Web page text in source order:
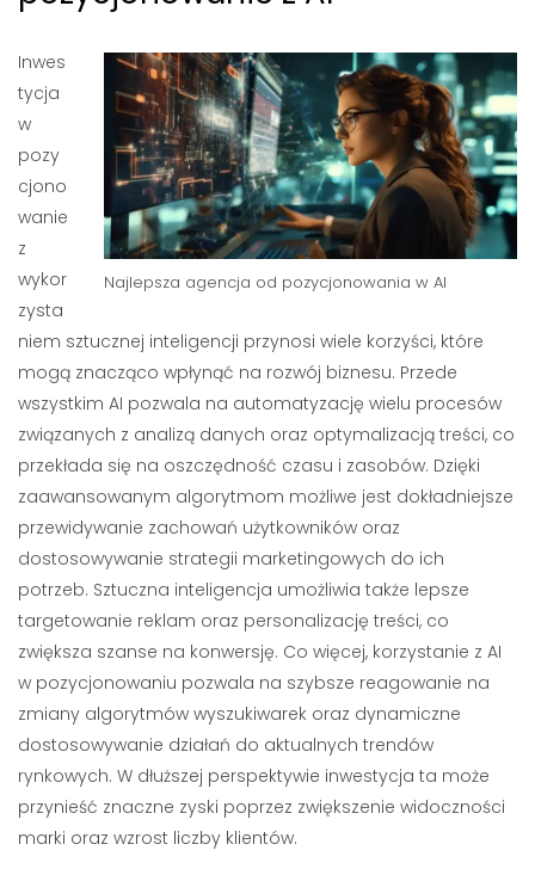
Najlepsza agencja od pozycjonowania w AI
Inwes
tycja
w
pozy
cjono
wanie
z
wykor
zysta
niem sztucznej inteligencji przynosi wiele korzyści, które
mogą znacząco wpłynąć na rozwój biznesu. Przede
wszystkim AI pozwala na automatyzację wielu procesów
związanych z analizą danych oraz optymalizacją treści, co
przekłada się na oszczędność czasu i zasobów. Dzięki
zaawansowanym algorytmom możliwe jest dokładniejsze
przewidywanie zachowań użytkowników oraz
dostosowywanie strategii marketingowych do ich
potrzeb. Sztuczna inteligencja umożliwia także lepsze
targetowanie reklam oraz personalizację treści, co
zwiększa szanse na konwersję. Co więcej, korzystanie z AI
w pozycjonowaniu pozwala na szybsze reagowanie na
zmiany algorytmów wyszukiwarek oraz dynamiczne
dostosowywanie działań do aktualnych trendów
rynkowych. W dłuższej perspektywie inwestycja ta może
przynieść znaczne zyski poprzez zwiększenie widoczności
marki oraz wzrost liczby klientów.